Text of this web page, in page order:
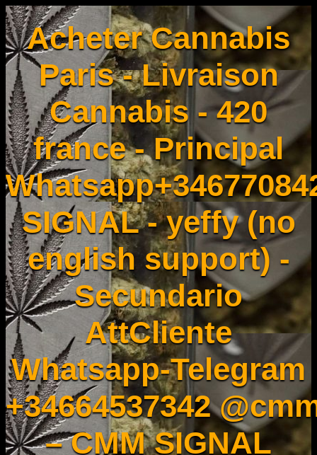
Acheter Cannabis
Paris - Livraison
Cannabis - 420
france - Principal
SIGNAL - yeffy (no
english support) -
Secundario
AttCliente
Whatsapp-Telegram
+34664537342
– CMM SIGNAL